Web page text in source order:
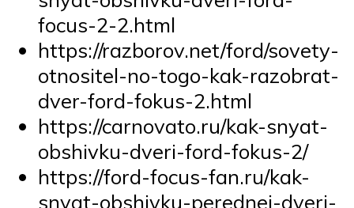
focus-2-2.html
https://razborov.net/ford/sovety-
otnositel-no-togo-kak-razobrat-
dver-ford-fokus-2.html
https://carnovato.ru/kak-snyat-
obshivku-dveri-ford-fokus-2/
https://ford-focus-fan.ru/kak-
snyat-obshivku-perednej-dveri-